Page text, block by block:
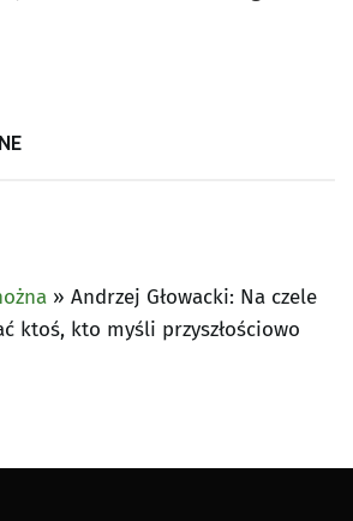
» Andrzej Głowacki: Na czele
ktoś, kto myśli przyszłościowo